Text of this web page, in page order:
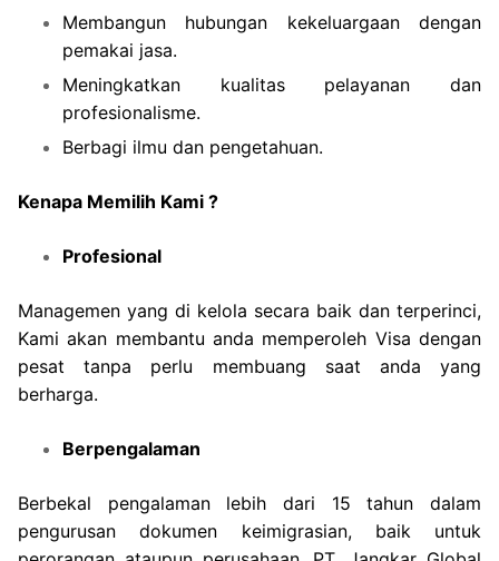
Membangun hubungan kekeluargaan dengan
pemakai jasa.
Meningkatkan kualitas pelayanan dan
profesionalisme.
Berbagi ilmu dan pengetahuan.
Kenapa Memilih Kami ?
Profesional
Managemen yang di kelola secara baik dan terperinci,
Kami akan membantu anda memperoleh Visa dengan
pesat tanpa perlu membuang saat anda yang
berharga.
Berpengalaman
Berbekal pengalaman lebih dari 15 tahun dalam
pengurusan dokumen keimigrasian, baik untuk